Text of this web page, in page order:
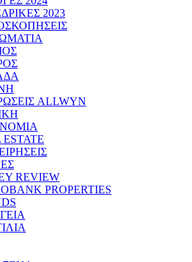
2023
ALLWYN
REVIEW
PROPERTIES